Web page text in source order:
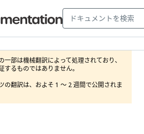
一部は機械翻訳によって処理されており、
するものではありません。
の翻訳は、およそ 1 ～ 2 週間で公開されま